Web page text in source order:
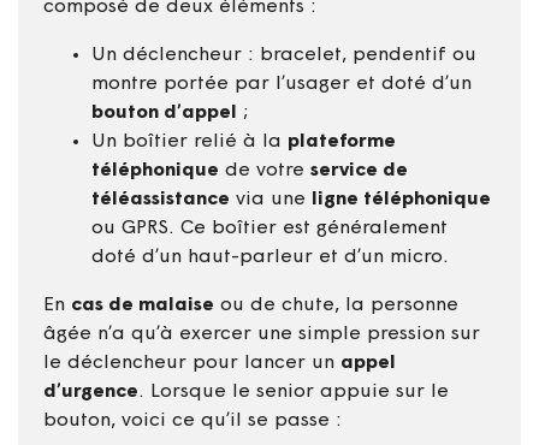
composé de deux éléments :
Un déclencheur : bracelet, pendentif ou
montre portée par l’usager et doté d’un
bouton d’appel
;
Un boîtier relié à la plateforme
téléphonique de votre service de
téléassistance via une
ligne téléphonique
ou GPRS. Ce boîtier est généralement
doté d’un haut-parleur et d’un micro.
En cas de malaise ou de chute, la personne
âgée n’a qu’à exercer une simple pression sur
le déclencheur pour lancer un appel
d’urgence. Lorsque le senior appuie sur le
bouton, voici ce qu’il se passe :